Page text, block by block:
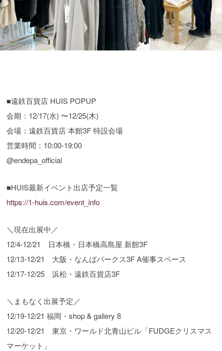
■遠鉄百貨店 HUIS POPUP
会期：12/17(水) 〜12/25(木)
会場：遠鉄百貨店 本館3F 特設会場
営業時間：10:00-19:00
@endepa_official
■HUIS最新イベント出店予定一覧
https://1-huis.com/event_info
＼現在出展中／
12/4-12/21 日本橋・日本橋高島屋 新館3F
12/13-12/21 大阪・なんばパークス3F A催事スペース
12/17-12/25 浜松・遠鉄百貨店3F
＼まもなく出展予定／
12/19-12/21 福岡・shop & gallery 8
12/20-12/21 東京・ワールド北青山ビル「FUDGEクリスマス
マーケット」